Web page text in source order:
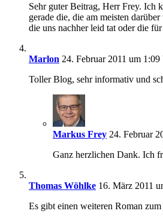
Sehr guter Beitrag, Herr Frey. Ich
gerade die, die am meisten
die uns nachher leid tat oder die
Marlon 24. Februar 2011 um
Toller Blog, sehr informativ und
Markus Frey 24. Februar
Ganz herzlichen Dank. Ich
Thomas Wöhlke 16. März 2011
Es gibt einen weiteren Roman